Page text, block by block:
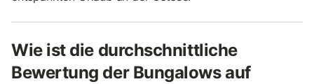
Wie ist die durchschnittliche
Bewertung der Bungalows auf